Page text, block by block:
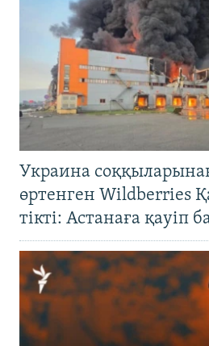
Украина
өртенген Wildberries
тікті: Астанаға қауіп